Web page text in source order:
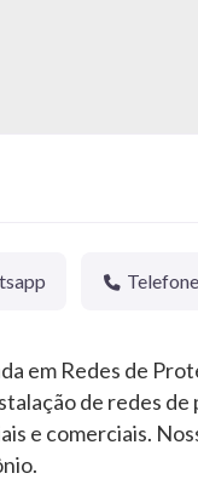
Telefone
em Redes de
de redes
e comerciais.